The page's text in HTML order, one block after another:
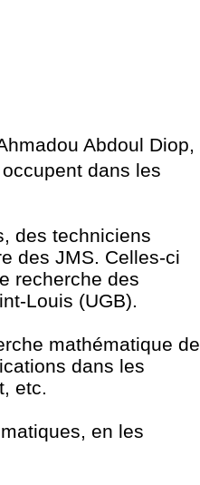
Abdoul Diop,
dans les
des techniciens
des JMS. Celles-ci
recherche des
Louis (UGB).
mathématique de
dans les
etc.
en les